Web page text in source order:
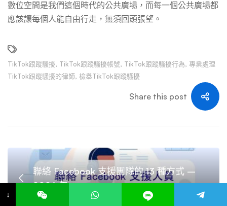
數位空間是我們這個時代的公共廣場，而每一個公共廣場都
應該讓每個人能自由行走，無須回頭張望。
TikTok跟蹤騷擾, TikTok跟蹤騷擾帳號, TikTok跟蹤騷擾行為, 專業處理
TikTok跟蹤騷擾的律師, 檢舉TikTok跟蹤騷擾
Share this post
聯絡 Facebook 支援團隊的 13 種方式 –
2026 年
↓